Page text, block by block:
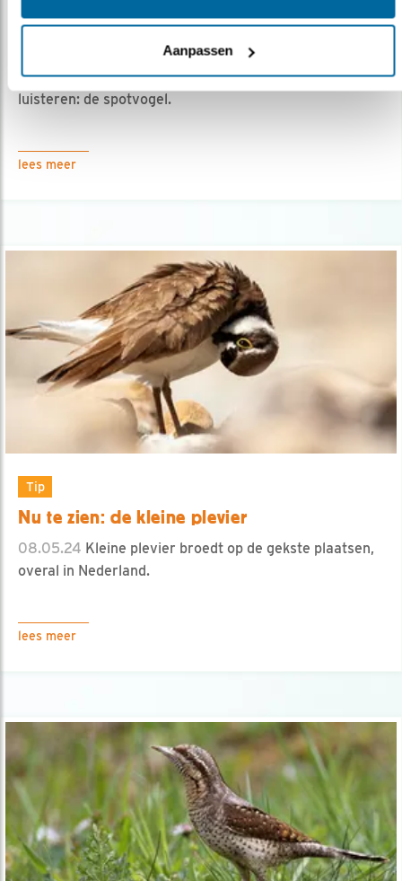
Aanpassen
Tip
Nu te zien: de spotvogel
30.05.24Een van de leukste vogels om naar te
luisteren: de spotvogel.
lees meer
Tip
Nu te zien: de kleine plevier
08.05.24 Kleine plevier broedt op de gekste plaatsen,
overal in Nederland.
lees meer